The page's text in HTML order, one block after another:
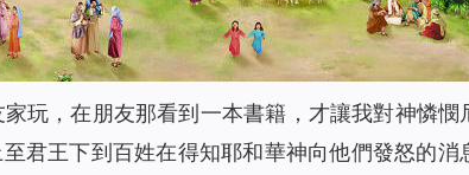
玩，在朋友那看到一本書籍，才讓我對神憐憫
至君王下到百姓在得知耶和華神向他們發怒的